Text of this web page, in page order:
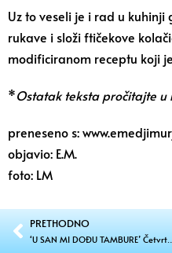
Uz to veseli je i rad u kuhinji
rukave i složi ftičekove
modificiranom receptu koji
*Ostatak teksta pročitajte u
preneseno s:
objavio: E.M.
foto: LM
PRETHODNO
‘U SAN MI DOĐU TAMBURE’